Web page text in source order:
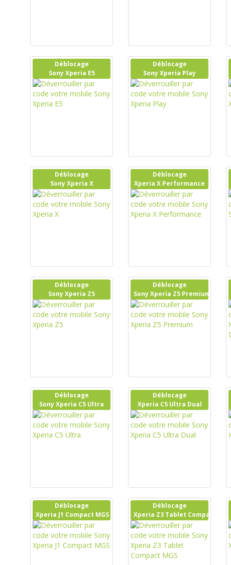
Déblocage
Sony Xperia E5
Déblocage
Sony Xperia Play
Déblocage
Sony Xperia X
Déblocage
Xperia X Performance
Déblocage
Sony Xperia Z5
Déblocage
Sony Xperia Z5 Premium
Déblocage
Sony Xperia C5 Ultra
Déblocage
Xperia C5 Ultra Dual
Déblocage
Xperia J1 Compact MGS
Déblocage
Xperia Z3 Tablet Compact MGS